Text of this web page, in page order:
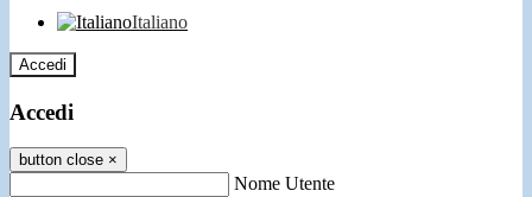
Italiano
Accedi
Accedi
button close ×
Nome Utente